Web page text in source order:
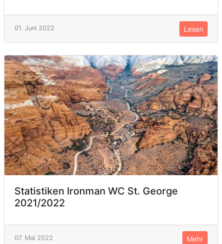
01. Juni 2022 Lesen
Statistiken Ironman WC St. George
2021/2022
07. Mai 2022 Mehr